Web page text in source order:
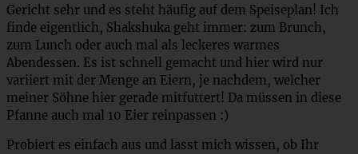
Gericht sehr und es steht häufig auf dem Speiseplan! Ich
finde eigentlich, Shakshuka geht immer: zum Brunch,
zum Lunch oder auch mal als leckeres warmes
Abendessen. Es ist schnell gemacht und hier wird nur
variiert mit der Menge an Eiern, je nachdem, welcher
meiner Söhne hier gerade mitfuttert! Da müssen in diese
Pfanne auch mal 10 Eier reinpassen :)
Probiert es einfach aus und lasst mich wissen, ob Ihr